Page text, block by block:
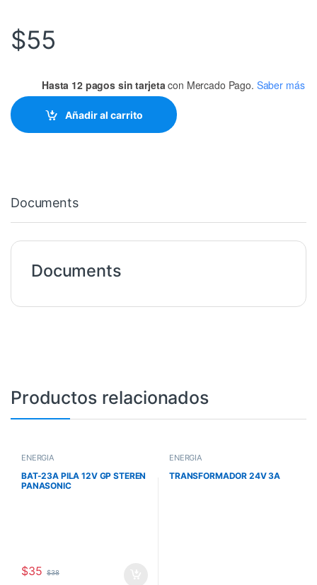
$55
Hasta 12 pagos sin tarjeta con Mercado Pago. Saber más
Añadir al carrito
Documents
Documents
Productos relacionados
ENERGÍA
BAT-23A PILA 12V GP STEREN
PANASONIC
$35 $38
ENERGÍA
TRANSFORMADOR 24V 3A